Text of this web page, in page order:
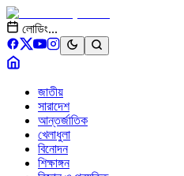
লোডিং...
জাতীয়
সারাদেশ
আন্তর্জাতিক
খেলাধুলা
বিনোদন
শিক্ষাঙ্গন